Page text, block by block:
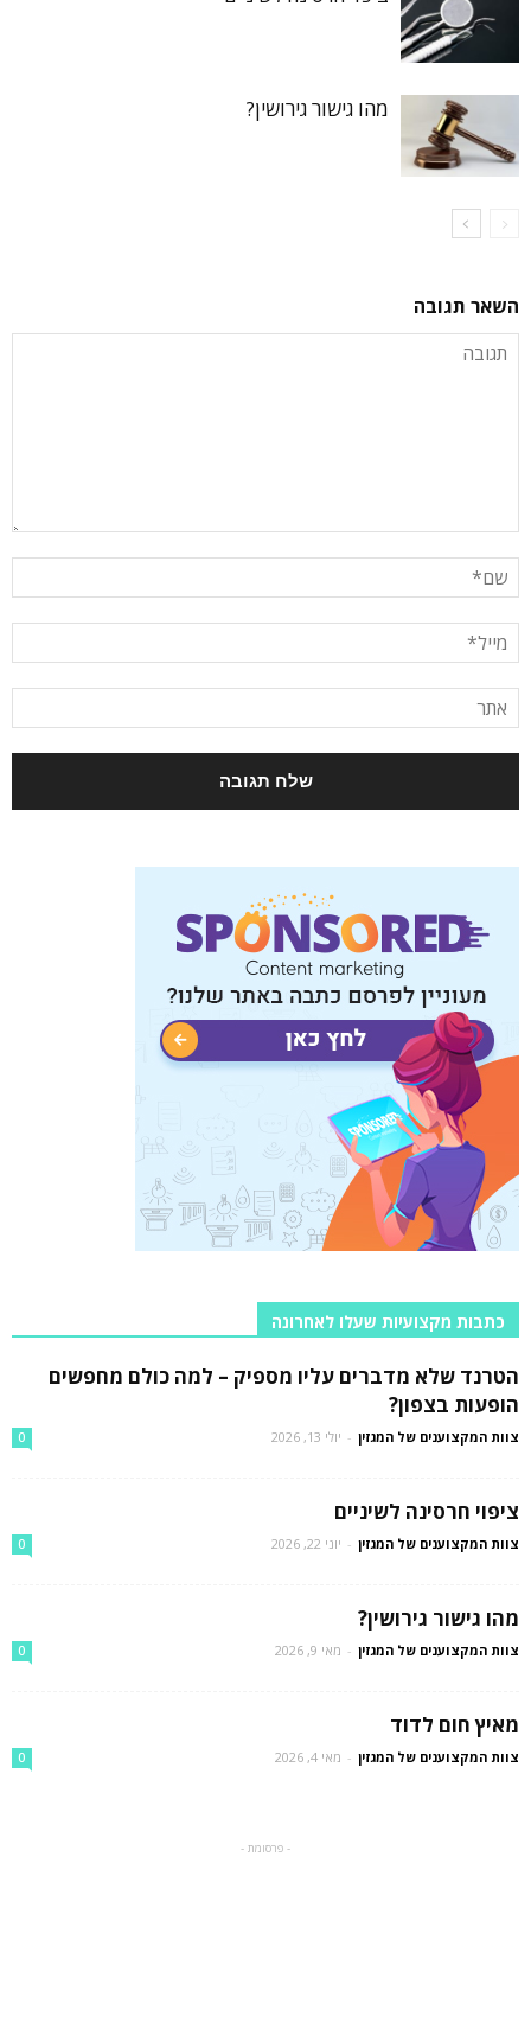
מהו גישור גירושין?
השאר תגובה
כתבות מקצועיות שעלו לאחרונה
הטרנד שלא מדברים עליו מספיק – למה כולם מחפשים
הופעות בצפון?
צוות המקצוענים של המגזין - יולי 13, 2026 0
ציפוי חרסינה לשיניים
צוות המקצוענים של המגזין - יוני 22, 2026 0
מהו גישור גירושין?
צוות המקצוענים של המגזין - מאי 9, 2026 0
מאיץ חום לדוד
צוות המקצוענים של המגזין - מאי 4, 2026 0
- פרסומת -